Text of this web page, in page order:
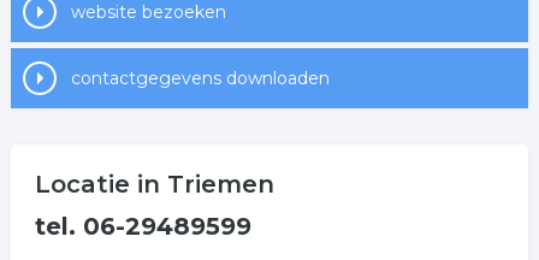
website bezoeken
contactgegevens downloaden
Locatie in Triemen
tel. 06-29489599